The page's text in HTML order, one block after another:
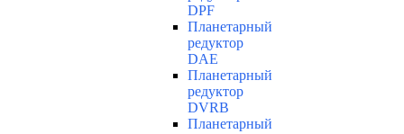
DPF
Планетарный
редуктор
DAE
Планетарный
редуктор
DVRB
Планетарный